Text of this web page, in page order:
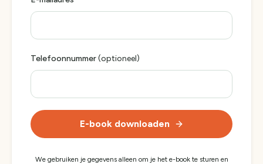
Telefoonnummer(optioneel)
E-book downloaden
We gebruiken je gegevens alleen om je het e-bookte sturen en